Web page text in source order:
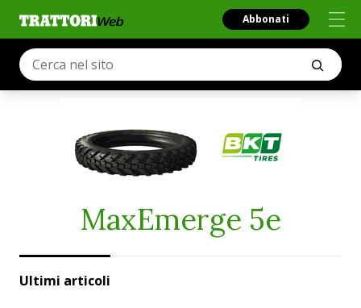
Abbonati
MaxEmerge 5e
Ultimi articoli